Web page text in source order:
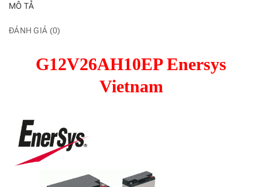
MÔ TẢ
ĐÁNH GIÁ (0)
G12V26AH10EP Enersys
Vietnam